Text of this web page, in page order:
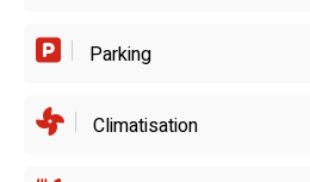
Parking
Climatisation